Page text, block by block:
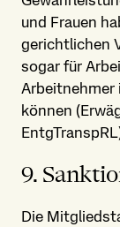
und Frauen
gerichtlichen
sogar für
Arbeitnehmer
können
9.
Die